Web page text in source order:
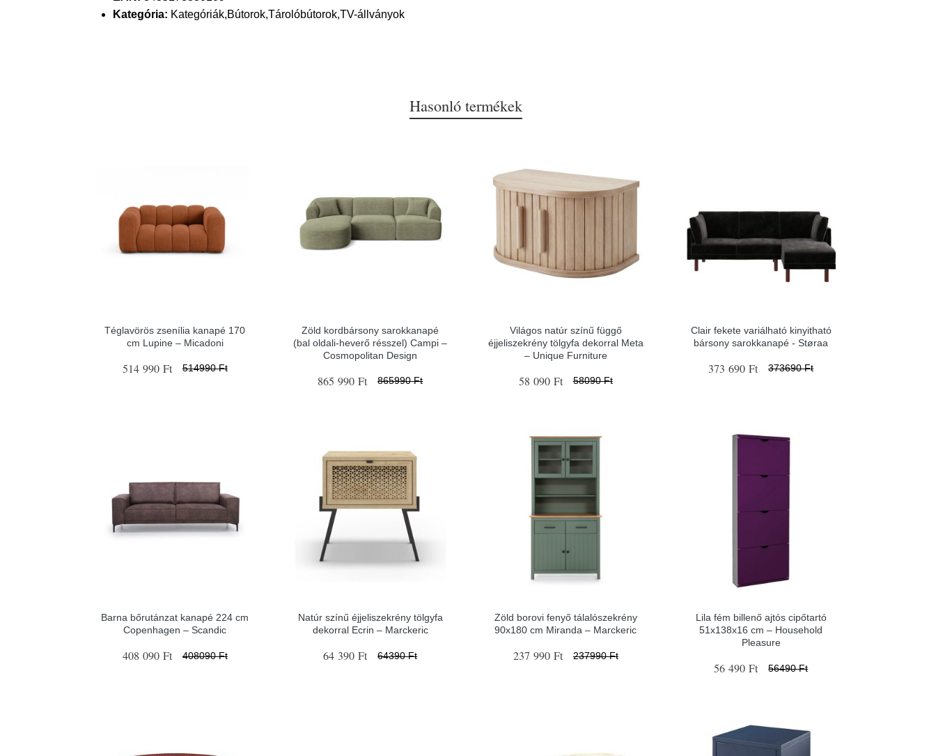
Kategória: Kategóriák,Bútorok,Tárolóbútorok,TV-állványok
Hasonló termékek
Téglavörös zsenília kanapé 170
cm Lupine – Micadoni
514 990 Ft 514990 Ft
Zöld kordbársony sarokkanapé
(bal oldali-heverő résszel) Campi –
Cosmopolitan Design
865 990 Ft 865990 Ft
Világos natúr színű függő
éjjeliszekrény tölgyfa dekorral Meta
– Unique Furniture
58 090 Ft 58090 Ft
Clair fekete variálható kinyitható
bársony sarokkanapé - Støraa
373 690 Ft 373690 Ft
Barna bőrutánzat kanapé 224 cm
Copenhagen – Scandic
408 090 Ft 408090 Ft
Natúr színű éjjeliszekrény tölgyfa
dekorral Ecrin – Marckeric
64 390 Ft 64390 Ft
Zöld borovi fenyő tálalószekrény
90x180 cm Miranda – Marckeric
237 990 Ft 237990 Ft
Lila fém billenő ajtós cipőtartó
51x138x16 cm – Household
Pleasure
56 490 Ft 56490 Ft